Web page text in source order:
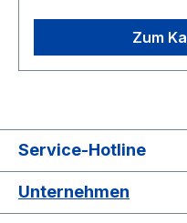
Zum
Service-Hotline
Unternehmen